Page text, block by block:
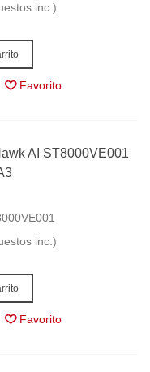
inc.)
Favorito
AI ST8000VE001
inc.)
Favorito